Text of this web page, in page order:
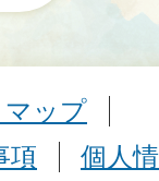
ップ
項
個人